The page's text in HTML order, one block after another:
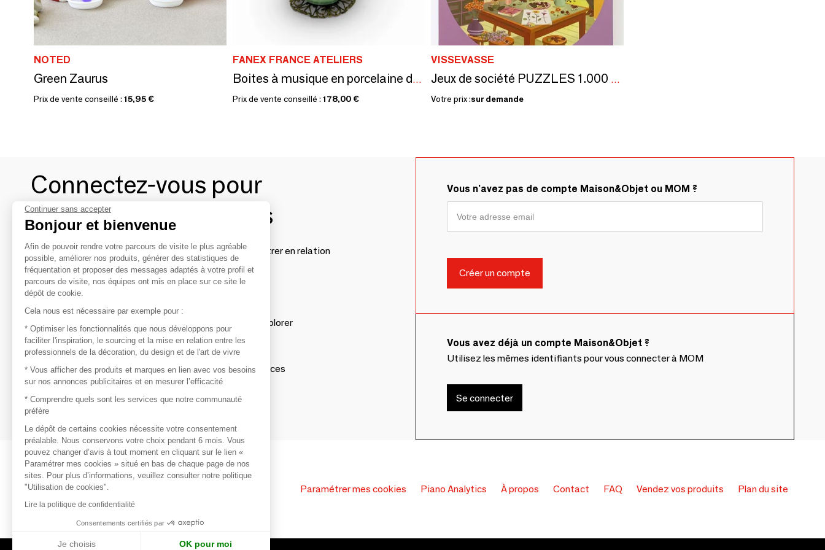
NOTED
Green Zaurus
Prix de vente conseillé : 15,95 €
FANEX FRANCE ATELIERS
Boites à musique en porcelaine de Limoges décorées à la main
Prix de vente conseillé : 178,00 €
VISSEVASSE
Jeux de société PUZZLES 1.000 pièces
Votre prix :sur demande
Connectez-vous pour
contacter les marques
Afin de profiter au mieux de l'expérience MOM et de rentrer en relation
avec vos marques préférées, créez-vous un compte.
Découvrir
Les produits de milliers de fournisseurs à explorer
S'inspirer
Inspiration et sélections de produits tendances
Contacter
Vous n'avez pas de compte Maison&Objet ou MOM ?
Vous avez déjà un compte Maison&Objet ?
Utilisez les mêmes identifiants pour vous connecter à MOM
Se connecter
Paramétrer mes cookies Piano Analytics À propos Contact FAQ Vendez vos produits Plan du site
Continuer sans accepter
Bonjour et bienvenue
Afin de pouvoir rendre votre parcours de visite le plus agréable
possible, améliorer nos produits, générer des statistiques de
fréquentation et proposer des messages adaptés à votre profil et
parcours de visite, nos équipes ont mis en place sur ce site le
dépôt de cookie.
Cela nous est nécessaire par exemple pour :
* Optimiser les fonctionnalités que nous développons pour
faciliter l'inspiration, le sourcing et la mise en relation entre les
professionnels de la décoration, du design et de l'art de vivre
* Vous afficher des produits et marques en lien avec vos besoins
sur nos annonces publicitaires et en mesurer l’efficacité
* Comprendre quels sont les services que notre communauté
préfère
Le dépôt de certains cookies nécessite votre consentement
préalable. Nous conservons votre choix pendant 6 mois. Vous
pouvez changer d’avis à tout moment en cliquant sur le lien «
Paramétrer mes cookies » situé en bas de chaque page de nos
sites. Pour plus d’informations, veuillez consulter notre politique
"Utilisation de cookies".
Lire la politique de confidentialité
Consentements certifiés par
Je choisis OK pour moi